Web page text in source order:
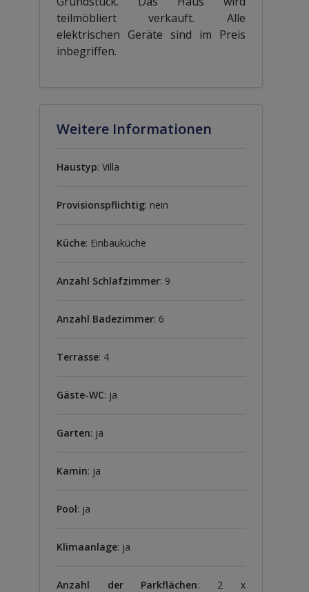
teilmöbliert verkauft. Alle
elektrischen Geräte sind im Preis
inbegriffen.
Weitere Informationen
Haustyp: Villa
Provisionspflichtig: nein
Küche: Einbauküche
Anzahl Schlafzimmer: 9
Anzahl Badezimmer: 6
Terrasse: 4
Gäste-WC: ja
Garten: ja
Kamin: ja
Pool: ja
Klimaanlage: ja
Anzahl der Parkflächen: 2 x